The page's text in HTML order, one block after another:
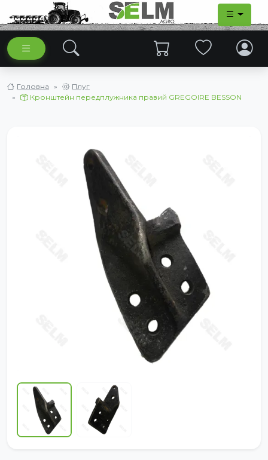
Головна
Плуг
Кронштейн передплужника правий GREGOIRE BESSON